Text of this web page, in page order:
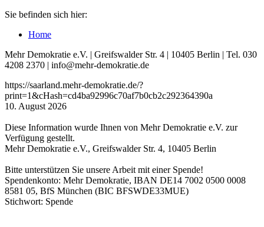
Sie befinden sich hier:
Home
Mehr Demokratie e.V. | Greifswalder Str. 4 | 10405 Berlin | Tel. 030
4208 2370 | info@mehr-demokratie.de
https://saarland.mehr-demokratie.de/?
print=1&cHash=cd4ba92996c70af7b0cb2c292364390a
10. August 2026
Diese Information wurde Ihnen von Mehr Demokratie e.V. zur
Verfügung gestellt.
Mehr Demokratie e.V., Greifswalder Str. 4, 10405 Berlin
Bitte unterstützen Sie unsere Arbeit mit einer Spende!
Spendenkonto: Mehr Demokratie, IBAN DE14 7002 0500 0008
8581 05, BfS München (BIC BFSWDE33MUE)
Stichwort: Spende